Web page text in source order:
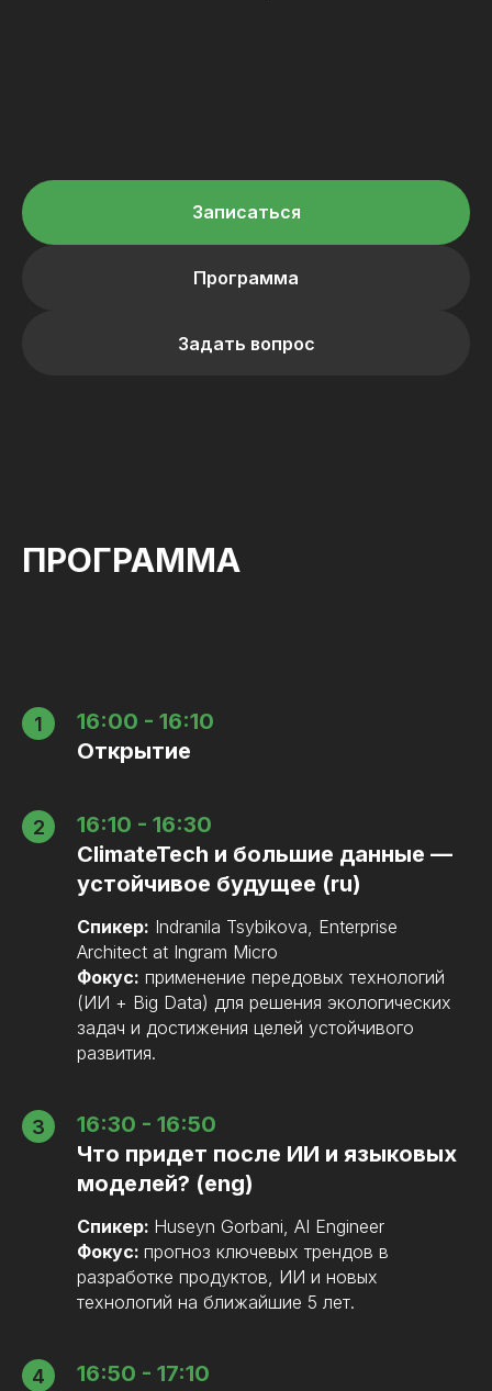
Записаться
Программа
Задать вопрос
ПРОГРАММА
16:00 - 16:10
Открытие
16:10 - 16:30
ClimateTech и большие данные —
устойчивое будущее (ru)
Спикер: Indranila Tsybikova, Enterprise
Architect at Ingram Micro
Фокус: применение передовых технологий
(ИИ + Big Data) для решения экологических
задач и достижения целей устойчивого
развития.
16:30 - 16:50
Что придет после ИИ и языковых
моделей? (eng)
Спикер: Huseyn Gorbani, AI Engineer
Фокус: прогноз ключевых трендов в
разработке продуктов, ИИ и новых
технологий на ближайшие 5 лет.
16:50 - 17:10